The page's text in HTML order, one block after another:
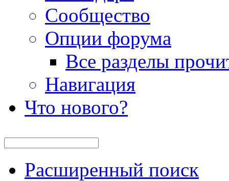
Сообщество
Опции форума
Все разделы
Навигация
Что нового?
Расширенный поиск